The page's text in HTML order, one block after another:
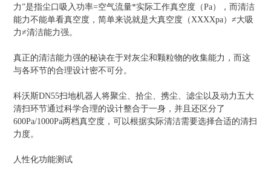
力”是指尘口吸入功率=空气流量*实际工作真空度（Pa），而清洁
能力不能单看真空度，简单来说就是大真空度（XXXXpa）≠大吸
力≠清洁能力强。
真正的清洁能力强的秘诀在于对灰尘和颗粒物的收集能力，而这
与各环节的合理设计密不可分。
科沃斯DN55扫地机器人将聚尘、拾尘、携尘、滤尘以及动力五大
清扫环节通过科学合理的设计整合于一身，并且还区分了
600Pa/1000Pa两档真空度，可以根据实际清洁需要选择合适的清扫
力度。
人性化功能测试